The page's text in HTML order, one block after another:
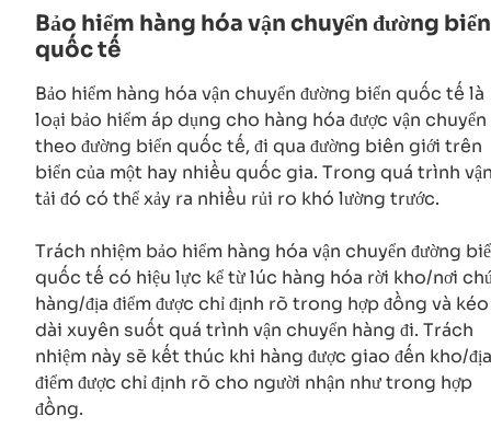
Bảo hiểm hàng hóa vận chuyển đường biển
quốc tế
Bảo hiểm hàng hóa vận chuyển đường biển quốc tế là
loại bảo hiểm áp dụng cho hàng hóa được vận chuyển
theo đường biển quốc tế, đi qua đường biên giới trên
biển của một hay nhiều quốc gia. Trong quá trình
tải đó có thể xảy ra nhiều rủi ro khó lường trước.
Trách nhiệm bảo hiểm hàng hóa vận chuyển đường
quốc tế có hiệu lực kể từ lúc hàng hóa rời kho/nơi
hàng/địa điểm được chỉ định rõ trong hợp đồng và kéo
dài xuyên suốt quá trình vận chuyển hàng đi. Trách
nhiệm này sẽ kết thúc khi hàng được giao đến kho/địa
điểm được chỉ định rõ cho người nhận như trong hợp
đồng.